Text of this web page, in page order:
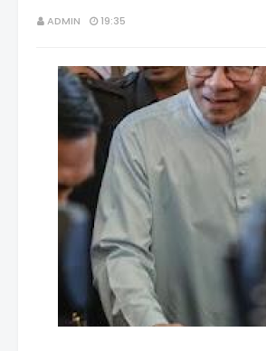
ADMIN 19:35